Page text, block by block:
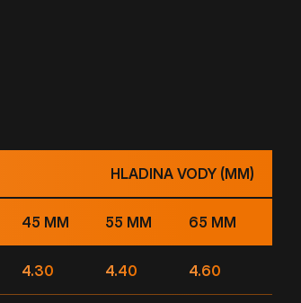
HLADINA VODY (MM)
45 MM 55 MM 65 MM
4.30 4.40 4.60